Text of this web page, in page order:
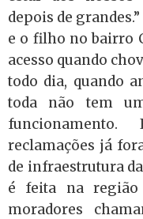
depois de
e o filho no bairro
acesso quando
todo dia, quando
toda não tem
reclamações já
de infraestrutura
é feita na
moradores